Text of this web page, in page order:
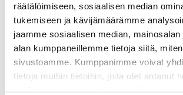
räätälöimiseen, sosiaalisen median
tukemiseen ja kävijämäärämme
jaamme sosiaalisen median,
alan kumppaneillemme tietoja siitä,
sivustoamme. Kumppanimme voivat
tietoja muihin tietoihin, joita olet antanut
Kiveniskemän korjaus helposti ilman
mikäli tuulilasivakuutus on voimassa.
Tuulilasin korjaus ilman
Tuulilasin vaihto alk.
Kysy tarjous omaan autoosi